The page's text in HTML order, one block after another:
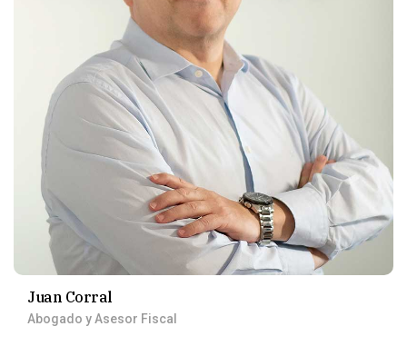
Juan Corral
Abogado y Asesor Fiscal